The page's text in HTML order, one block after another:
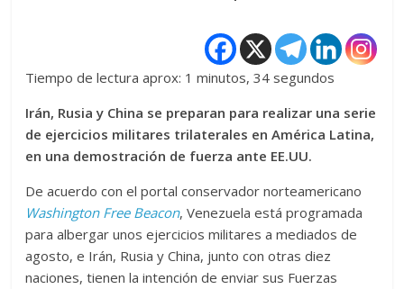
Tiempo de lectura aprox: 1 minutos, 34 segundos
Irán, Rusia y China se preparan para realizar una serie
de ejercicios militares trilaterales en América Latina,
en una demostración de fuerza ante EE.UU.
De acuerdo con el portal conservador norteamericano
Washington Free Beacon, Venezuela está programada
para albergar unos ejercicios militares a mediados de
agosto, e Irán, Rusia y China, junto con otras diez
naciones, tienen la intención de enviar sus Fuerzas